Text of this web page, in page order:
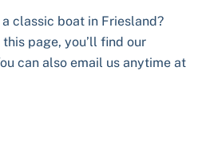
classic boat in Friesland?
this page, you’ll find our
can also email us anytime at